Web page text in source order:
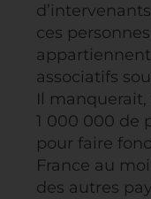
ces
associatifs
Il manquerait,
1 000 000 de
pour faire
France au
des autres